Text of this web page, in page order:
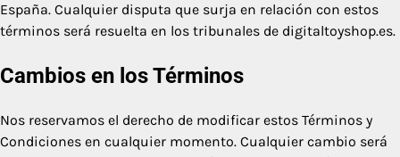
España. Cualquier disputa que surja en relación con estos
términos será resuelta en los tribunales de digitaltoyshop.es.
Cambios en los Términos
Nos reservamos el derecho de modificar estos Términos y
Condiciones en cualquier momento. Cualquier cambio será